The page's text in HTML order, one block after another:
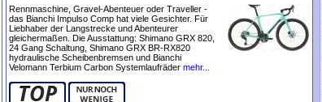
Rennmaschine, Gravel-Abenteuer oder Traveller -
das Bianchi Impulso Comp hat viele Gesichter. Für
Liebhaber der Langstrecke und Abenteurer
gleichermaßen. Die Ausstattung: Shimano GRX 820,
24 Gang Schaltung, Shimano GRX BR-RX820
hydraulische Scheibenbremsen und Bianchi
Velomann Terbium Carbon Systemlaufräder mehr...